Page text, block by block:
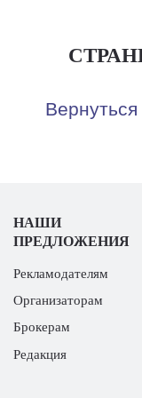
НАШИ
ПРЕДЛОЖЕНИЯ
Рекламодателям
Организаторам
Брокерам
Редакция